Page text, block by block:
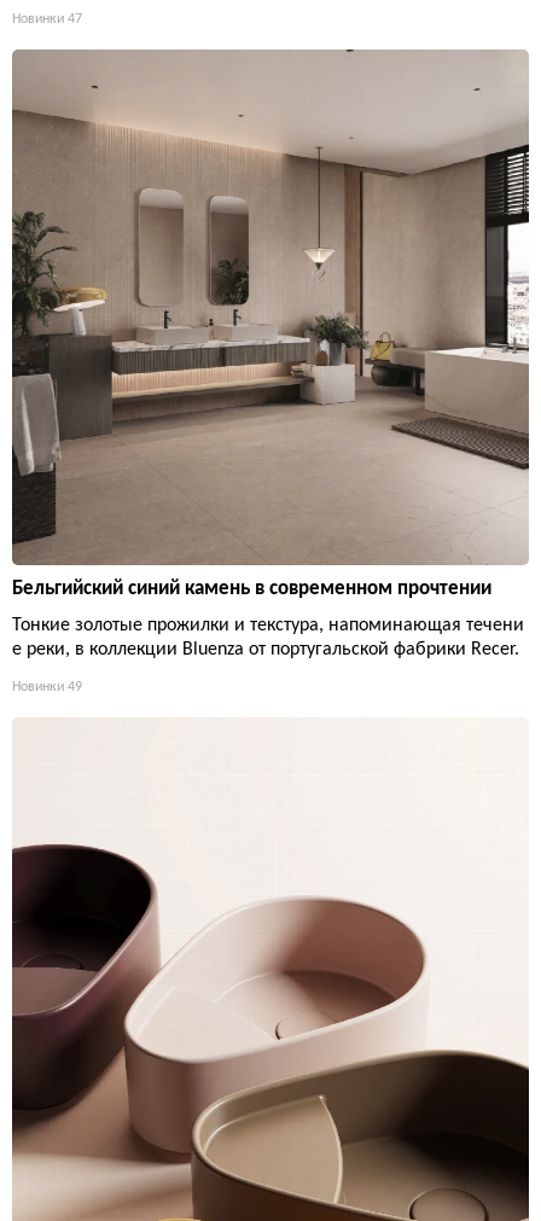
Новинки 47
Бельгийский синий камень в современном прочтении
Тонкие золотые прожилки и текстура, напоминающая течени
е реки, в коллекции Bluenza от португальской фабрики Recer.
Новинки 49